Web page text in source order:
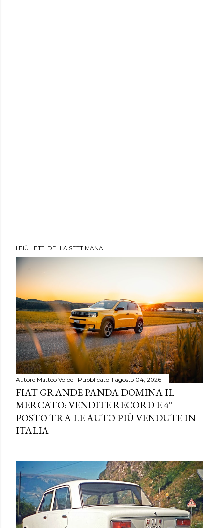
I PIÙ LETTI DELLA SETTIMANA
Autore Matteo Volpe Pubblicato il agosto 04, 2026
FIAT GRANDE PANDA DOMINA IL
MERCATO: VENDITE RECORD E 4°
POSTO TRA LE AUTO PIÙ VENDUTE IN
ITALIA